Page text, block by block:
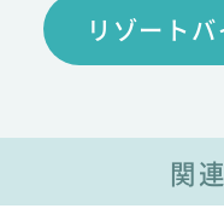
リゾート
関